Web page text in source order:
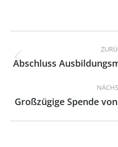
Abschluss
Großzügige Spende